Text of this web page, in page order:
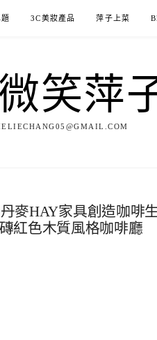
3C美妝產品 萍子上菜
微笑萍
麥HAY家具創造咖啡生
紅色木質風格咖啡廳